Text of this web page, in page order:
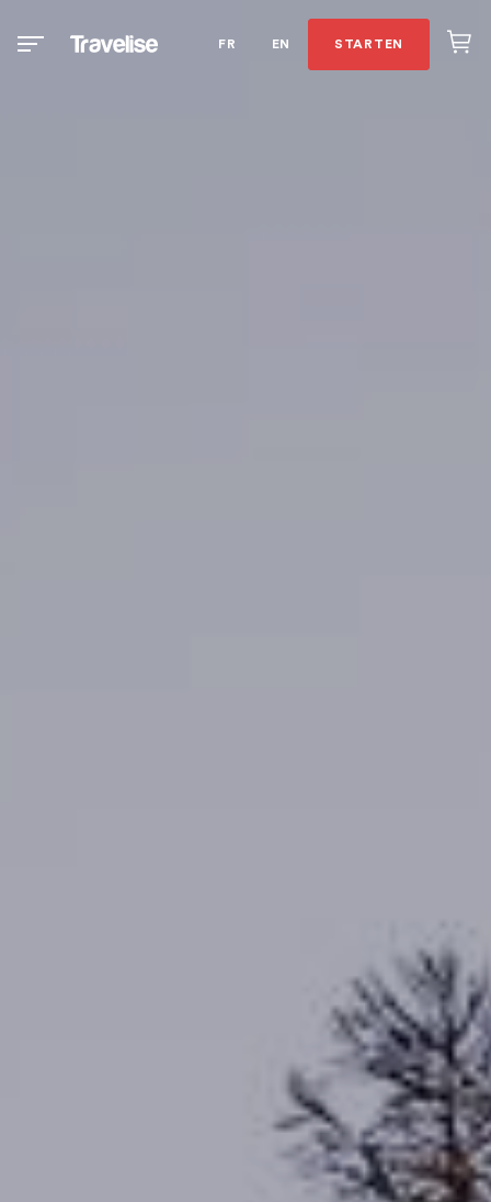
FR EN STARTEN